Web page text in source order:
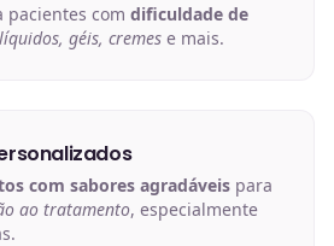
pacientes com dificuldade de
líquidos, géis, cremes e mais.
com sabores agradáveis para
ao tratamento, especialmente